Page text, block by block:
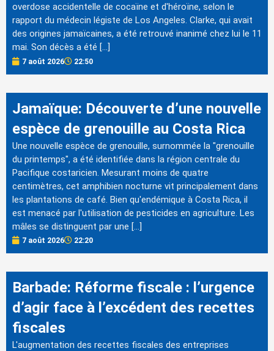
overdose accidentelle de cocaïne et d'héroïne, selon le
rapport du médecin légiste de Los Angeles. Clarke, qui avait
des origines jamaïcaines, a été retrouvé inanimé chez lui le 11
mai. Son décès a été […]
7 août 2026 22:50
Jamaïque: Découverte d’une nouvelle
espèce de grenouille au Costa Rica
Une nouvelle espèce de grenouille, surnommée la "grenouille
du printemps", a été identifiée dans la région centrale du
Pacifique costaricien. Mesurant moins de quatre
centimètres, cet amphibien nocturne vit principalement dans
les plantations de café. Bien qu'endémique à Costa Rica, il
est menacé par l'utilisation de pesticides en agriculture. Les
mâles se distinguent par une […]
7 août 2026 22:20
Barbade: Réforme fiscale : l’urgence
d’agir face à l’excédent des recettes
fiscales
L'augmentation des recettes fiscales des entreprises